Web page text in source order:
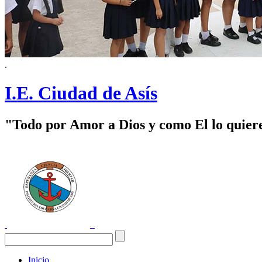
.
I.E. Ciudad de Asís
"Todo por Amor a Dios y como El lo
Inicio